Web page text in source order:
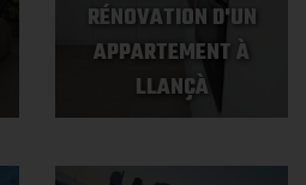
RÉNOVATION D'UN
APPARTEMENT À
LLANÇÀ